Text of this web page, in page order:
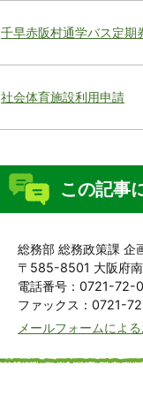
千早赤阪村通学バス定期
社会体育施設利用申請
この記事
総務部 総務政策課 企
〒585-8501 大阪府
電話番号：0721-72-
ファックス：0721-
メールフォームによ